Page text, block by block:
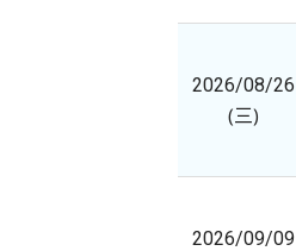
2026/08/26
(三)
2026/09/09